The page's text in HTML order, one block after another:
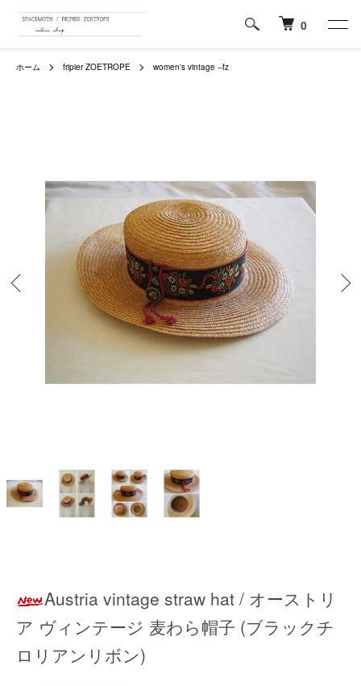
0
ホーム fripier ZOETROPE women's vintage --fz
Austria vintage straw hat / オーストリ
ア ヴィンテージ 麦わら帽子 (ブラックチ
ロリアンリボン)